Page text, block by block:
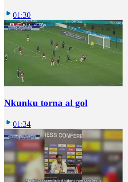
01:30
Nkunku torna al gol
01:34